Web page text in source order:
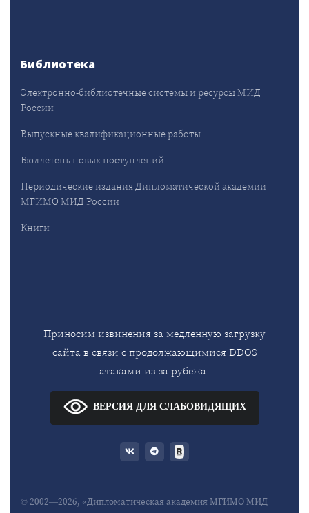
Библиотека
Электронно-библиотечные системы и ресурсы МИД
России
Выпускные квалификационные работы
Бюллетень новых поступлений
Периодические издания Дипломатической академии
МГИМО МИД России
Книги
Приносим извинения за медленную загрузку
сайта в связи с продолжающимися DDOS
атаками из-за рубежа.
ВЕРСИЯ ДЛЯ СЛАБОВИДЯЩИХ
© 2002—2026, «Дипломатическая академия МГИМО МИД